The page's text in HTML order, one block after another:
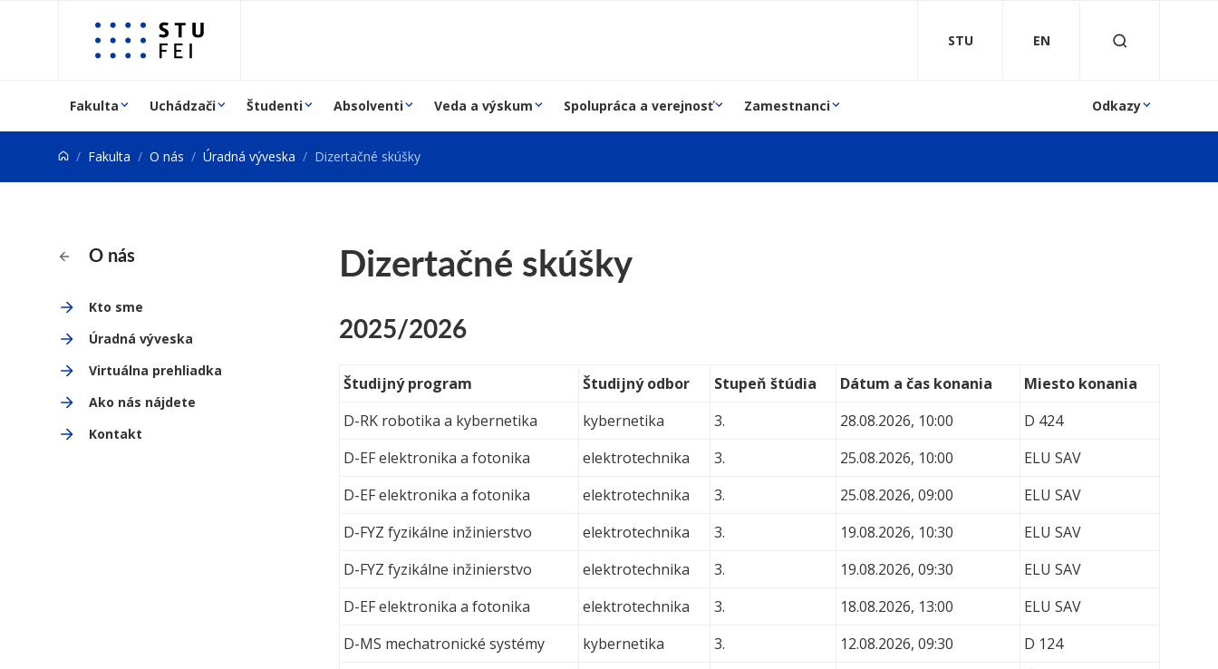
Prejsť na obsah
STU EN
Fakulta Uchádzači Študenti Absolventi Veda a výskum Spolupráca a verejnosť Zamestnanci Odkazy
Fakulta O nás Úradná výveska Dizertačné skúšky
O nás
Kto sme
Úradná výveska
Virtuálna prehliadka
Ako nás nájdete
Kontakt
Dizertačné skúšky
2025/2026
Študijný program Študijný odbor Stupeň štúdia Dátum a čas konania
Miesto konania
D-RK robotika a kybernetika
kybernetika 3. 28.08.2026, 10:00
D 424
D-EF elektronika a fotonika
elektrotechnika 3. 25.08.2026, 10:00
ELU SAV
D-EF elektronika a fotonika
elektrotechnika 3. 25.08.2026, 09:00
ELU SAV
D-FYZ fyzikálne inžinierstvo
elektrotechnika 3. 19.08.2026, 10:30
ELU SAV
D-FYZ fyzikálne inžinierstvo
elektrotechnika 3. 19.08.2026, 09:30
ELU SAV
D-EF elektronika a fotonika
elektrotechnika 3. 18.08.2026, 13:00
ELU SAV
D-MS mechatronické systémy
kybernetika 3. 12.08.2026, 09:30
D 124